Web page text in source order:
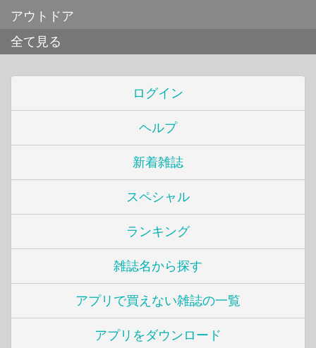
アウトドア
全て見る
ログイン
ヘルプ
新着雑誌
スペシャル
ランキング
雑誌名から探す
アプリで買えない雑誌の一覧
アプリをダウンロード